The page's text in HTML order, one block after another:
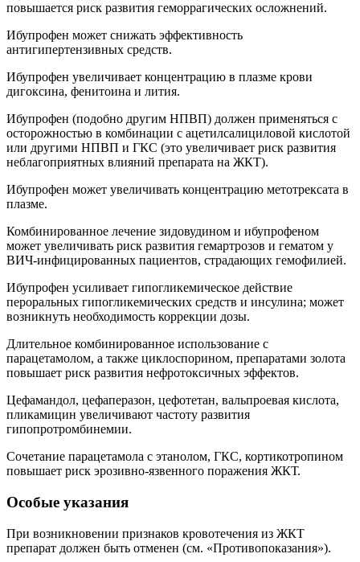
повышается риск развития геморрагических осложнений.
Ибупрофен может снижать эффективность
антигипертензивных средств.
Ибупрофен увеличивает концентрацию в плазме крови
дигоксина, фенитоина и лития.
Ибупрофен (подобно другим НПВП) должен применяться с
осторожностью в комбинации с ацетилсалициловой кислотой
или другими НПВП и ГКС (это увеличивает риск развития
неблагоприятных влияний препарата на ЖКТ).
Ибупрофен может увеличивать концентрацию метотрексата в
плазме.
Комбинированное лечение зидовудином и ибупрофеном
может увеличивать риск развития гемартрозов и гематом у
ВИЧ-инфицированных пациентов, страдающих гемофилией.
Ибупрофен усиливает гипогликемическое действие
пероральных гипогликемических средств и инсулина; может
возникнуть необходимость коррекции дозы.
Длительное комбинированное использование с
парацетамолом, а также циклоспорином, препаратами золота
повышает риск развития нефротоксичных эффектов.
Цефамандол, цефаперазон, цефотетан, вальпроевая кислота,
пликамицин увеличивают частоту развития
гипопротромбинемии.
Сочетание парацетамола с этанолом, ГКС, кортикотропином
повышает риск эрозивно-язвенного поражения ЖКТ.
Особые указания
При возникновении признаков кровотечения из ЖКТ
препарат должен быть отменен (см. «Противопоказания»).